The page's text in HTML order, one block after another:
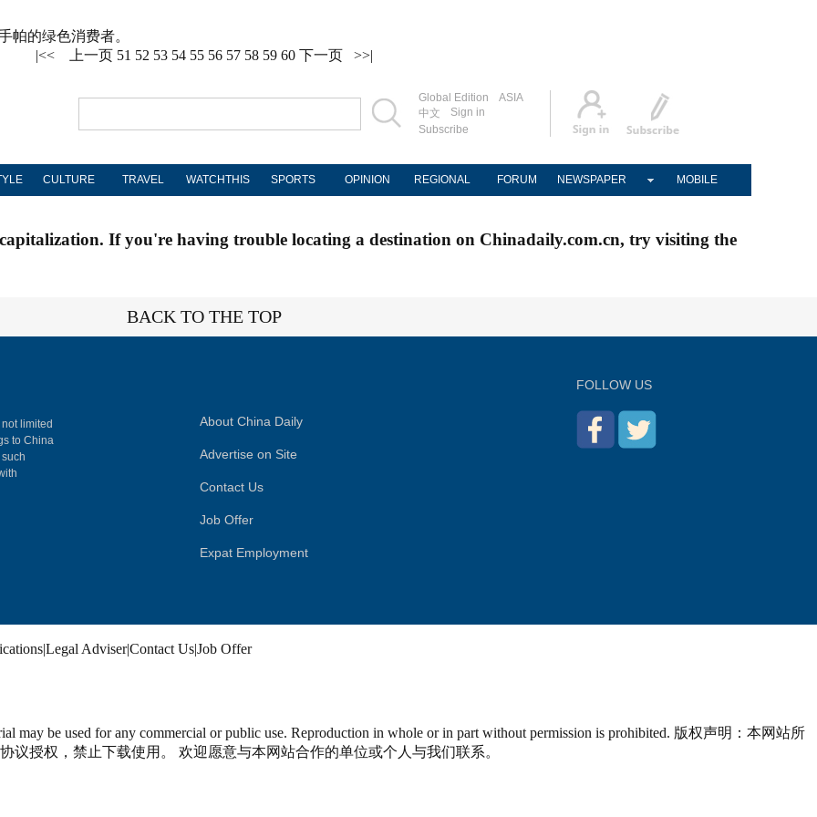
帕的绿色消费者。
|<<
上一页 51 52 53 54 55 56 57 58 59 60 下一页 >>|
Global Edition
ASIA
中文
Sign in
Subscribe
CULTURE TRAVEL WATCHTHIS SPORTS OPINION REGIONAL FORUM NEWSPAPER MOBILE
If you're having trouble locating a destination on Chinadaily.com.cn, try visiting the
BACK TO THE TOP
limited
to China
About China Daily
Advertise on Site
Contact Us
Job Offer
Expat Employment
FOLLOW US
|Legal Adviser|Contact Us|Job Offer
may be used for any commercial or public use. Reproduction in whole or in part without permission is prohibited. 版权声明：本网站所
授权，禁止下载使用。 欢迎愿意与本网站合作的单位或个人与我们联系。